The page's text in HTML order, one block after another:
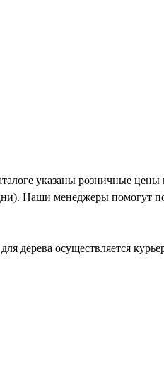
указаны розничные
Наши менеджеры помогут
дерева осуществляется